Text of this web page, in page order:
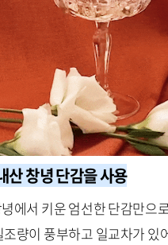
창녕 단감을 사용
에서 키운 엄선한 단감만으
량이 풍부하고 일교차가 있